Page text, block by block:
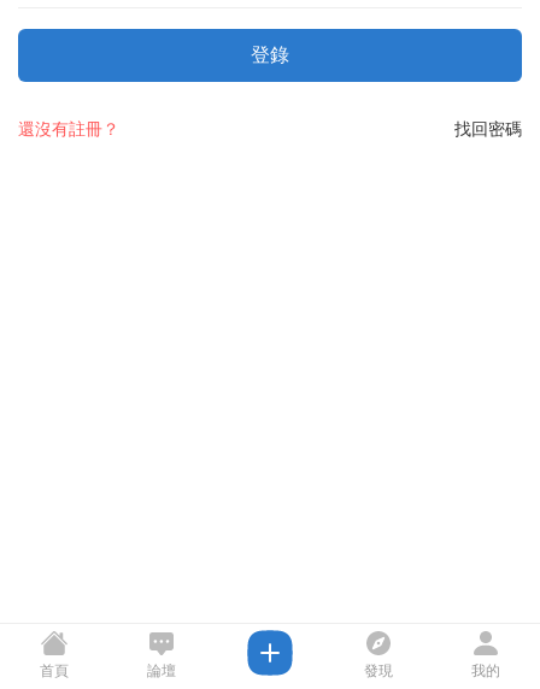
登錄
找回密碼
還沒有註冊？
首頁 論壇 發現 我的